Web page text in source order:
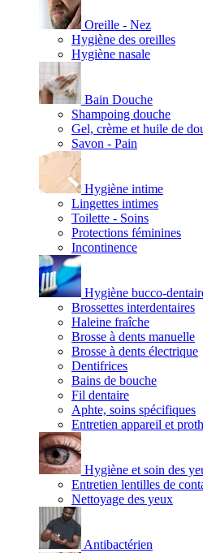
Oreille - Nez
Hygiène des oreilles
Hygiène nasale
Bain Douche
Shampoing douche
Gel, crème et huile de
Savon - Pain
Hygiène intime
Lingettes intimes
Toilette - Soins
Protections féminines
Incontinence
Hygiène bucco-
Brossettes interdentaires
Haleine fraîche
Brosse à dents manuelle
Brosse à dents électrique
Dentifrices
Bains de bouche
Fil dentaire
Aphte, soins spécifiques
Entretien appareil et
Hygiène et soin des
Entretien lentilles de
Nettoyage des yeux
Antibactérien